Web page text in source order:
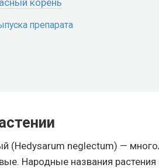
корень
препарата
(Hedysarum neglectum) —
Народные названия